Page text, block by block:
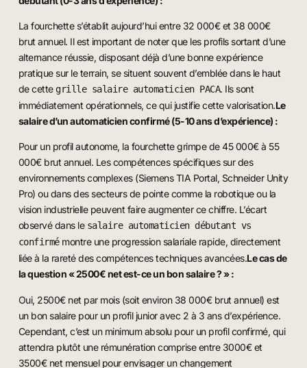
La fourchette s’établit aujourd’hui entre 32 000€ et 38 000€
brut annuel. Il est important de noter que les profils sortant d’une
alternance réussie, disposant déjà d’une bonne expérience
pratique sur le terrain, se situent souvent d’emblée dans le haut
de cette grille salaire automaticien PACA. Ils sont
immédiatement opérationnels, ce qui justifie cette valorisation.Le
salaire d’un automaticien confirmé (5-10 ans d’expérience) :
Pour un profil autonome, la fourchette grimpe de 45 000€ à 55
000€ brut annuel. Les compétences spécifiques sur des
environnements complexes (Siemens TIA Portal, Schneider Unity
Pro) ou dans des secteurs de pointe comme la robotique ou la
vision industrielle peuvent faire augmenter ce chiffre. L’écart
observé dans le salaire automaticien débutant vs
confirmémontre une progression salariale rapide, directement
liée à la rareté des compétences techniques avancées.Le cas de
la question « 2500€ net est-ce un bon salaire ? » :
Oui, 2500€ net par mois (soit environ 38 000€ brut annuel) est
un bon salaire pour un profil junior avec 2 à 3 ans d’expérience.
Cependant, c’est un minimum absolu pour un profil confirmé, qui
attendra plutôt une rémunération comprise entre 3000€ et
3500€ net mensuel pour envisager un changement